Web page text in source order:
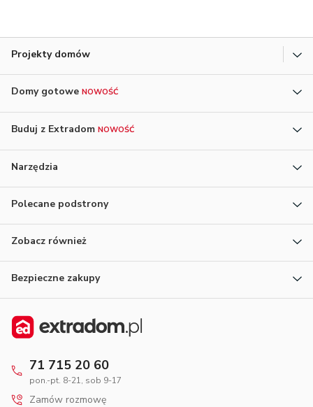
Projekty domów
Domy gotowe NOWOŚĆ
Buduj z Extradom NOWOŚĆ
Narzędzia
Polecane podstrony
Zobacz również
Bezpieczne zakupy
71 715 20 60
pon.-pt. 8-21, sob 9-17
Zamów rozmowę